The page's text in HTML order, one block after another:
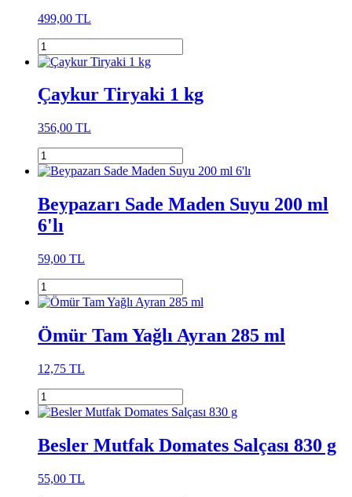
499,00 TL
Çaykur Tiryaki 1 kg
356,00 TL
Beypazarı Sade Maden Suyu 200 ml
6'lı
59,00 TL
Ömür Tam Yağlı Ayran 285 ml
12,75 TL
Besler Mutfak Domates Salçası 830 g
55,00 TL